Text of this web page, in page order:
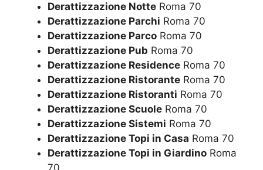
Derattizzazione Notte Roma 70
Derattizzazione Parchi Roma 70
Derattizzazione Parco Roma 70
Derattizzazione Pub Roma 70
Derattizzazione Residence Roma 70
Derattizzazione Ristorante Roma 70
Derattizzazione Ristoranti Roma 70
Derattizzazione Scuole Roma 70
Derattizzazione Sistemi Roma 70
Derattizzazione Topi in Casa Roma 70
Derattizzazione Topi in Giardino Roma